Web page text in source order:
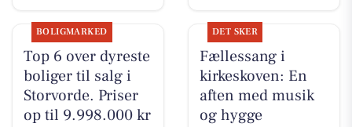
BOLIGMARKED
Top 6 over dyreste
boliger til salg i
Storvorde. Priser
op til 9.998.000 kr
DET SKER
Fællessang i
kirkeskoven: En
aften med musik
og hygge